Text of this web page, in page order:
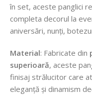
în set, aceste panglici
completa decorul la
aniversări, nunți,
Material: Fabricate din
superioară, aceste
finisaj strălucitor care
eleganță și dinamism